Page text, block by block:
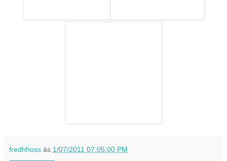
fredhhoss às 1/07/2011 07:05:00 PM